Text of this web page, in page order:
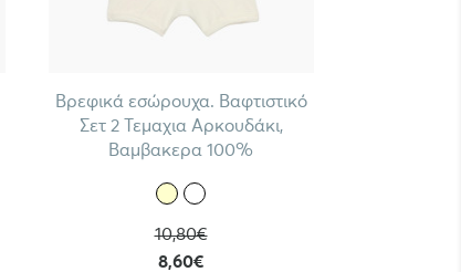
Βρεφικά εσώρουχα. Βαφτιστικό
Σετ 2 Τεμαχια Αρκουδάκι,
Βαμβακερα 100%
10,80€
8,60€